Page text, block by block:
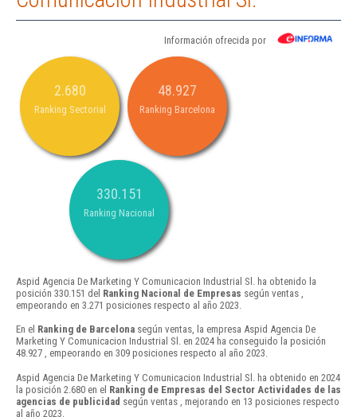
Información ofrecida por
2.680
Ranking Sectorial
48.927
Ranking Barcelona
330.151
Ranking Nacional
Aspid Agencia De Marketing Y Comunicacion Industrial Sl. ha obtenido la
posición 330.151 del Ranking Nacional de Empresas según ventas ,
empeorando en 3.271 posiciones respecto al año 2023.
En el Ranking de Barcelona según ventas, la empresa Aspid Agencia De
Marketing Y Comunicacion Industrial Sl. en 2024 ha conseguido la posición
48.927 , empeorando en 309 posiciones respecto al año 2023.
Aspid Agencia De Marketing Y Comunicacion Industrial Sl. ha obtenido en 2024
la posición 2.680 en el Ranking de Empresas del Sector Actividades de las
agencias de publicidad según ventas , mejorando en 13 posiciones respecto
al año 2023.